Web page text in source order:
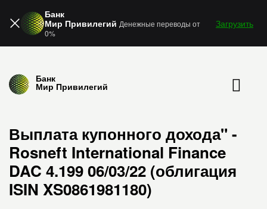
Банк
Мир Привилегий Денежные переводы от
0%
Загрузить
Банк
Мир Привилегий
Выплата купонного дохода" -
Rosneft International Finance
DAC 4.199 06/03/22 (облигация
ISIN XS0861981180)